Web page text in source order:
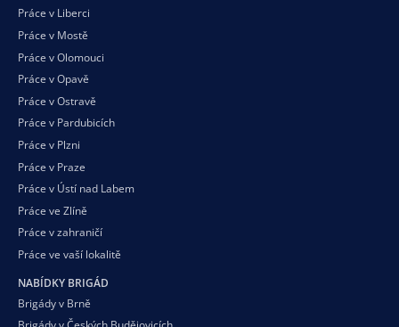
Práce v Liberci
Práce v Mostě
Práce v Olomouci
Práce v Opavě
Práce v Ostravě
Práce v Pardubicích
Práce v Plzni
Práce v Praze
Práce v Ústí nad Labem
Práce ve Zlíně
Práce v zahraničí
Práce ve vaší lokalitě
NABÍDKY BRIGÁD
Brigády v Brně